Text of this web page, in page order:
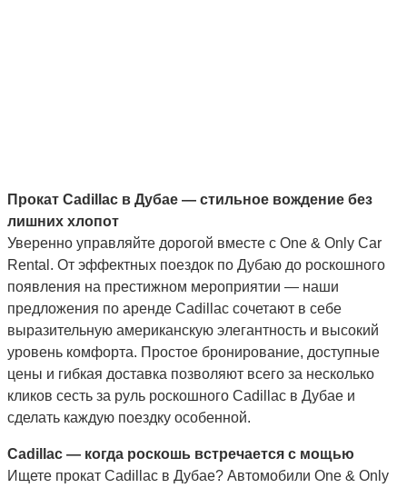
Прокат Cadillac в Дубае — стильное вождение без
лишних хлопот
Уверенно управляйте дорогой вместе с One & Only Car
Rental. От эффектных поездок по Дубаю до роскошного
появления на престижном мероприятии — наши
предложения по аренде Cadillac сочетают в себе
выразительную американскую элегантность и высокий
уровень комфорта. Простое бронирование, доступные
цены и гибкая доставка позволяют всего за несколько
кликов сесть за руль роскошного Cadillac в Дубае и
сделать каждую поездку особенной.
Cadillac — когда роскошь встречается с мощью
Ищете прокат Cadillac в Дубае? Автомобили One & Only